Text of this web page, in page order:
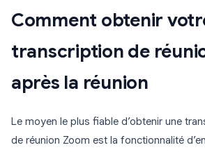
Comment obtenir
transcription de
après la réunion
Le moyen le plus fiable d’obtenir une
de réunion Zoom est la fonctionnalité